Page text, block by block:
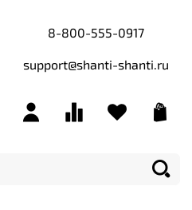
8-800-555-0917
support@shanti-shanti.ru